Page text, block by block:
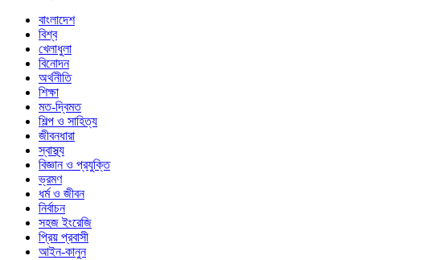
বাংলাদেশ
বিশ্ব
খেলাধুলা
বিনোদন
অর্থনীতি
শিক্ষা
মত-দ্বিমত
শিল্প ও সাহিত্য
জীবনধারা
স্বাস্থ্য
বিজ্ঞান ও প্রযুক্তি
ভ্রমণ
ধর্ম ও জীবন
নির্বাচন
সহজ ইংরেজি
প্রিয় প্রবাসী
আইন-কানুন